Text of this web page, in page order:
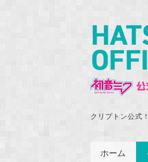
クリプトン公式
ホーム